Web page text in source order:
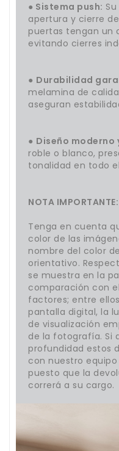
● Sistema push:
apertura y cierre
puertas tengan un
evitando cierres
● Durabilidad
melamina de
aseguran
● Diseño moderno
roble o blanco,
tonalidad en todo
NOTA IMPORTANTE:
Tenga en cuenta
color de las
nombre del color
orientativo.
se muestra en la
comparación con
factores; entre
pantalla digital, la
de visualización
de la fotografía. Si
profundidad estos
con nuestro
puesto que la
correrá a su cargo.